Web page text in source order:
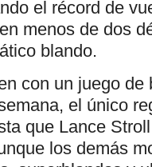
el récord de
menos de dos
blando.
con un juego de
el único
que Lance
los demás